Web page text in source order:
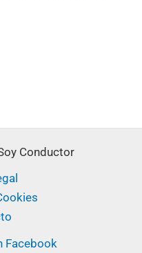
Conductor
Facebook